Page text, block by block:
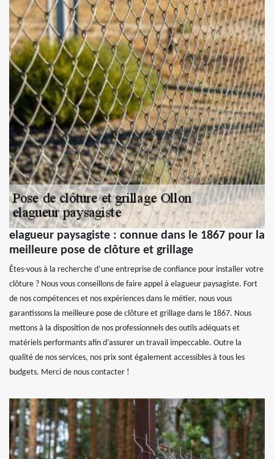
elagueur paysagiste : connue dans le 1867 pour la
meilleure pose de clôture et grillage
Êtes-vous à la recherche d’une entreprise de confiance pour installer votre
clôture ? Nous vous conseillons de faire appel à elagueur paysagiste. Fort
de nos compétences et nos expériences dans le métier, nous vous
garantissons la meilleure pose de clôture et grillage dans le 1867. Nous
mettons à la disposition de nos professionnels des outils adéquats et
matériels performants afin d’assurer un travail impeccable. Outre la
qualité de nos services, nos prix sont également accessibles à tous les
budgets. Merci de nous contacter !